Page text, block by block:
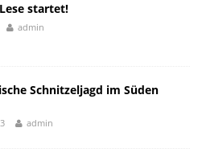
startet!
admin
Schnitzeljagd im Süden
admin